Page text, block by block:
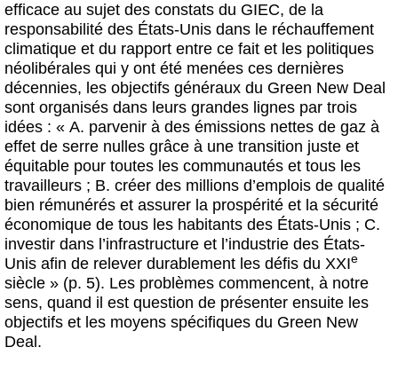
efficace au sujet des constats du GIEC, de la
responsabilité des États-Unis dans le réchauffement
climatique et du rapport entre ce fait et les politiques
néolibérales qui y ont été menées ces dernières
décennies, les objectifs généraux du Green New Deal
sont organisés dans leurs grandes lignes par trois
idées : « A. parvenir à des émissions nettes de gaz à
effet de serre nulles grâce à une transition juste et
équitable pour toutes les communautés et tous les
travailleurs ; B. créer des millions d’emplois de qualité
bien rémunérés et assurer la prospérité et la sécurité
économique de tous les habitants des États-Unis ; C.
investir dans l’infrastructure et l’industrie des États-
Unis afin de relever durablement les défis du XXIe
siècle » (p. 5). Les problèmes commencent, à notre
sens, quand il est question de présenter ensuite les
objectifs et les moyens spécifiques du Green New
Deal.